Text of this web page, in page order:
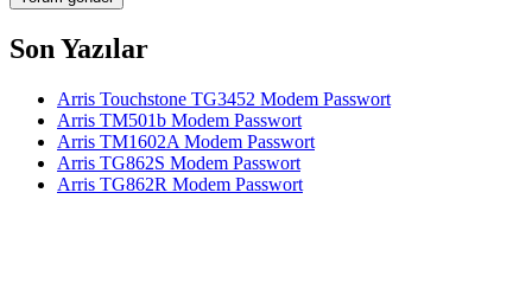
Son Yazılar
Arris Touchstone TG3452 Modem Passwort
Arris TM501b Modem Passwort
Arris TM1602A Modem Passwort
Arris TG862S Modem Passwort
Arris TG862R Modem Passwort